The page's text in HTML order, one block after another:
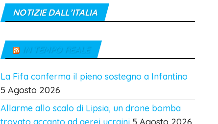
NOTIZIE DALL’ITALIA
IN TEMPO REALE
La Fifa conferma il pieno sostegno a Infantino
5 Agosto 2026
Allarme allo scalo di Lipsia, un drone bomba